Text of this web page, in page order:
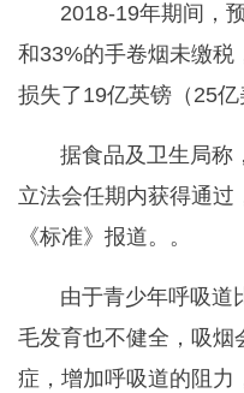
2018-19年期间，
和33%的手卷烟未缴税
损失了19亿英镑（25亿
据食品及卫生局称
立法会任期内获得通过
《标准》报道。。
由于青少年呼吸道
毛发育也不健全，吸烟
症，增加呼吸道的阻力